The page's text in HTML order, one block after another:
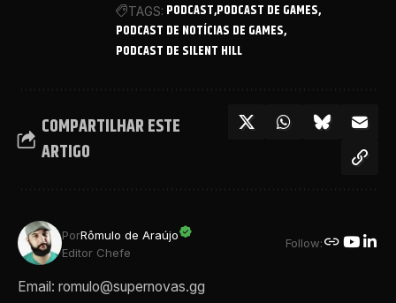
TAGS: PODCAST PODCAST DE GAMES
PODCAST DE NOTÍCIAS DE GAMES
PODCAST DE SILENT HILL
COMPARTILHAR ESTE
ARTIGO
PorRômulo de Araújo
Editor Chefe
Follow:
Email: romulo@supernovas.gg